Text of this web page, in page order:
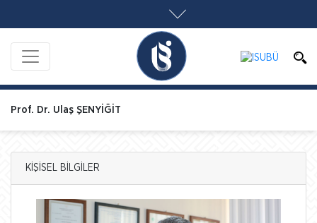
Prof. Dr. Ulaş ŞENYİĞİT
KİŞİSEL BİLGİLER